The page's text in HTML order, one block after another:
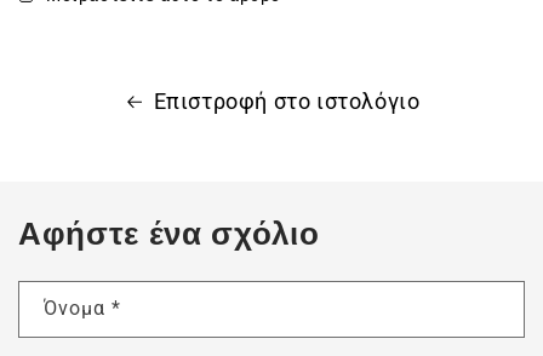
Επιστροφή στο ιστολόγιο
Αφήστε ένα σχόλιο
Όνομα *